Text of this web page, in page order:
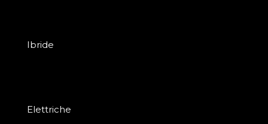
Ibride
Elettriche